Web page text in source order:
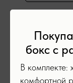
бокс с
В комплекте:
комфортной